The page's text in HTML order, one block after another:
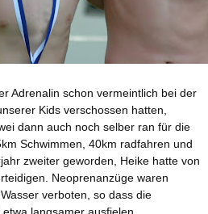
Adrenalin schon vermeintlich bei der
Kids verschossen hatten,
dann auch noch selber ran für die
Schwimmen, 40km radfahren und
zweiter geworden, Heike hatte von
Neoprenanzüge waren
verboten, so dass die
langsamer ausfielen.